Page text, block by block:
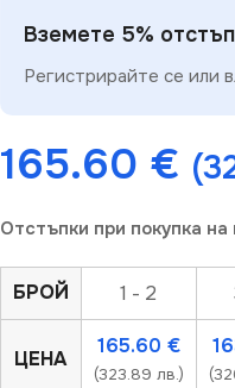
Вземете 5%
Регистрирайте се или
165.60 €
Отстъпки при покупка на
БРОЙ 1 - 2
ЦЕНА
165.60 €
(323.89 лв.)